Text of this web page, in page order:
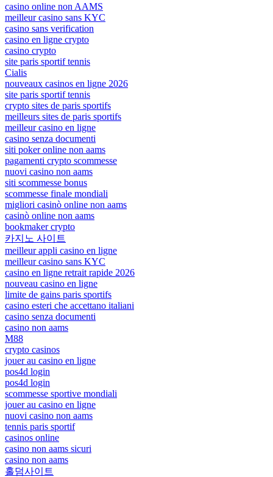
casino online non AAMS
meilleur casino sans KYC
casino sans verification
casino en ligne crypto
casino crypto
site paris sportif tennis
Cialis
nouveaux casinos en ligne 2026
site paris sportif tennis
crypto sites de paris sportifs
meilleurs sites de paris sportifs
meilleur casino en ligne
casino senza documenti
siti poker online non aams
pagamenti crypto scommesse
nuovi casino non aams
siti scommesse bonus
scommesse finale mondiali
migliori casinò online non aams
casinò online non aams
bookmaker crypto
카지노 사이트
meilleur appli casino en ligne
meilleur casino sans KYC
casino en ligne retrait rapide 2026
nouveau casino en ligne
limite de gains paris sportifs
casino esteri che accettano italiani
casino senza documenti
casino non aams
M88
crypto casinos
jouer au casino en ligne
pos4d login
pos4d login
scommesse sportive mondiali
jouer au casino en ligne
nuovi casino non aams
tennis paris sportif
casinos online
casino non aams sicuri
casino non aams
홀덤사이트